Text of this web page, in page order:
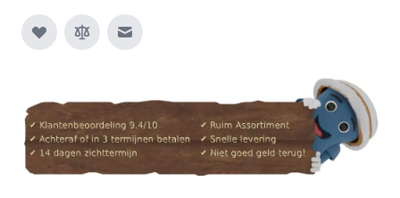
E-mail naar een vriend